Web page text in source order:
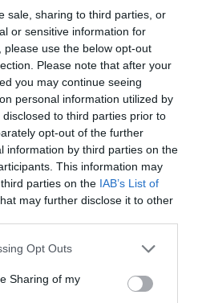
sale, sharing to third parties, or
or sensitive information for
use the below opt-out
Please note that after your
you may continue seeing
personal information utilized by
to third parties prior to
opt-out of the further
information by third parties on the
This information may
parties on the IAB’s List of
may further disclose it to other
app uses one or more Google
behaviour. You may click to
and its third-party tags to
Opt Outs
Sharing of my
(φωτο)